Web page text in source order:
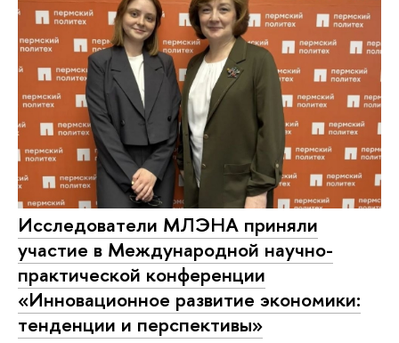
Исследователи МЛЭНА приняли
участие в Международной научно-
практической конференции
«Инновационное развитие экономики:
тенденции и перспективы»